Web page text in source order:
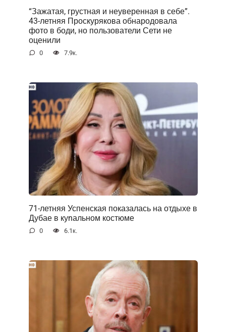
“Зажатая, грустная и неуверенная в себе”.
43-летняя Проскурякова обнародовала
фото в боди, но пользователи Сети не
оценили
0 7.9к.
71-летняя Успенская показалась на отдыхе в
Дубае в куnальном костюме
0 6.1к.